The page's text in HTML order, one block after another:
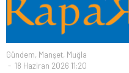
Gündem, Manşet, Muğla
18 Haziran 2026 11:20